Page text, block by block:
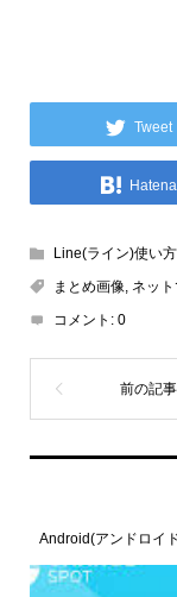
Tweet
Hatena
Line(ライン)使い方
まとめ画像, ネッ
コメント: 0
Android(アンドロイ